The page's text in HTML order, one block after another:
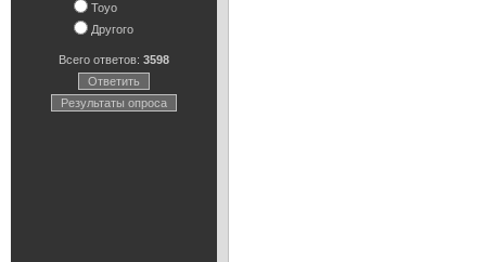
Toyo
Другого
Всего ответов: 3598
Ответить
Результаты опроса